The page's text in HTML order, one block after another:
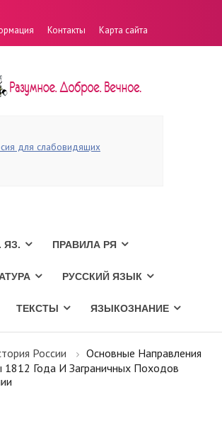
Контакты Карта сайта
для слабовидящих
ЯЗ. ПРАВИЛА РЯ
РУССКИЙ ЯЗЫК
ТЕКСТЫ ЯЗЫКОЗНАНИЕ
России
Основные Направления
1812 Года И Заграничных Походов